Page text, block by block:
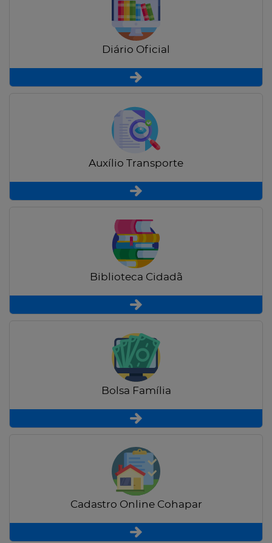
Diário Oficial
Auxílio Transporte
Biblioteca Cidadã
Bolsa Família
Cadastro Online Cohapar